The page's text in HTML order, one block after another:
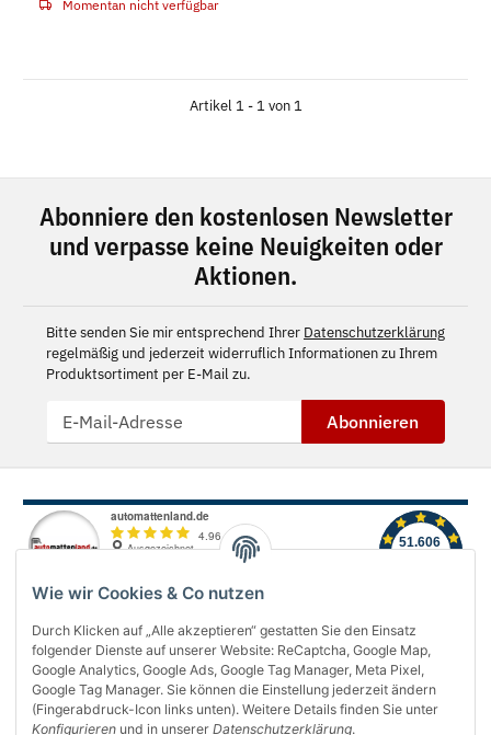
Wie wir Cookies & Co nutzen
Durch Klicken auf „Alle akzeptieren“ gestatten Sie den Einsatz
folgender Dienste auf unserer Website: ReCaptcha, Google Map,
Google Analytics, Google Ads, Google Tag Manager, Meta Pixel,
Google Tag Manager. Sie können die Einstellung jederzeit ändern
(Fingerabdruck-Icon links unten). Weitere Details finden Sie unter
Konfigurieren und in unserer Datenschutzerklärung.
Momentan nicht verfügbar
Artikel 1 - 1 von 1
Abonniere den kostenlosen Newsletter
und verpasse keine Neuigkeiten oder
Aktionen.
Bitte senden Sie mir entsprechend Ihrer Datenschutzerklärung
regelmäßig und jederzeit widerruflich Informationen zu Ihrem
Produktsortiment per E-Mail zu.
Abonnieren
Über uns
Informationen